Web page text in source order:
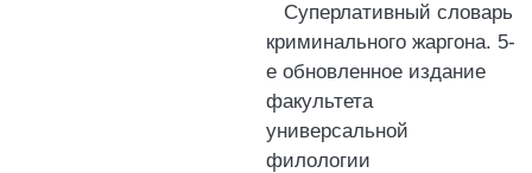
Суперлативный словарь
криминального жаргона. 5-
е обновленное издание
факультета
универсальной
филологии